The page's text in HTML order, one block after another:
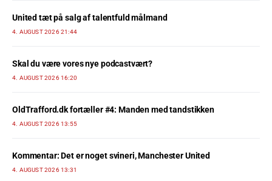
United tæt på salg af talentfuld målmand
4. AUGUST 2026 21:44
Skal du være vores nye podcastvært?
4. AUGUST 2026 16:20
OldTrafford.dk fortæller #4: Manden med tandstikken
4. AUGUST 2026 13:55
Kommentar: Det er noget svineri, Manchester United
4. AUGUST 2026 13:31